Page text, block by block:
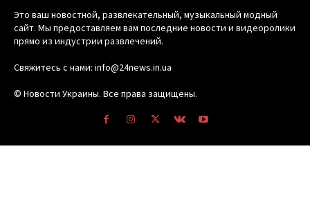
Это ваш новостной, развлекательный, музыкальный модный
сайт. Мы предоставляем вам последние новости и видеоролики
прямо из индустрии развлечений.
Свяжитесь с нами: info@24news.in.ua
© Новости Украины. Все права защищены.